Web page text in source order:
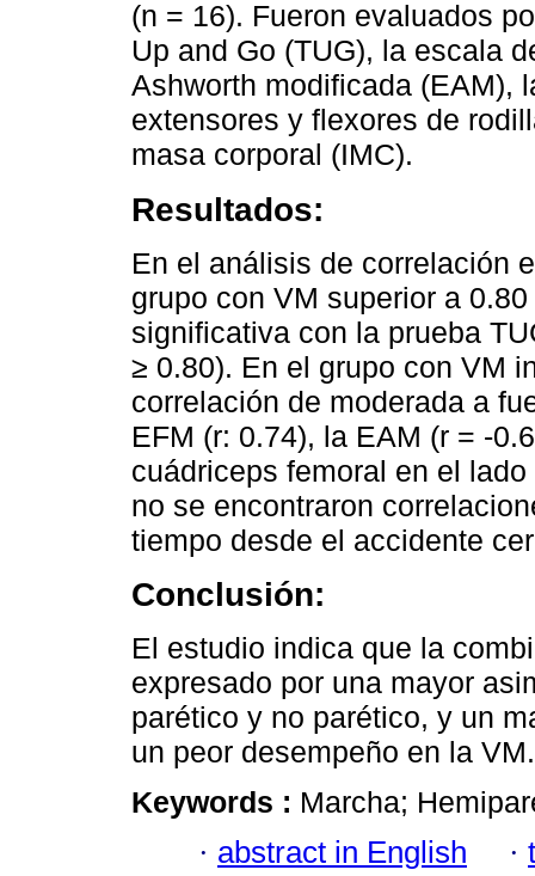
(n = 16). Fueron evaluados
Up and Go (TUG), la escala
Ashworth modificada (EAM),
extensores y flexores de
masa corporal (IMC).
Resultados:
En el análisis de correlación
grupo con VM superior a
significativa con la prueba
≥ 0.80). En el grupo con VM
correlación de moderada a
EFM (r: 0.74), la EAM (r = -
cuádriceps femoral en el
no se encontraron
tiempo desde el accidente
Conclusión:
El estudio indica que la
expresado por una mayor
parético y no parético, y un
un peor desempeño en la VM.
Keywords : Marcha;
· abstract in English ·